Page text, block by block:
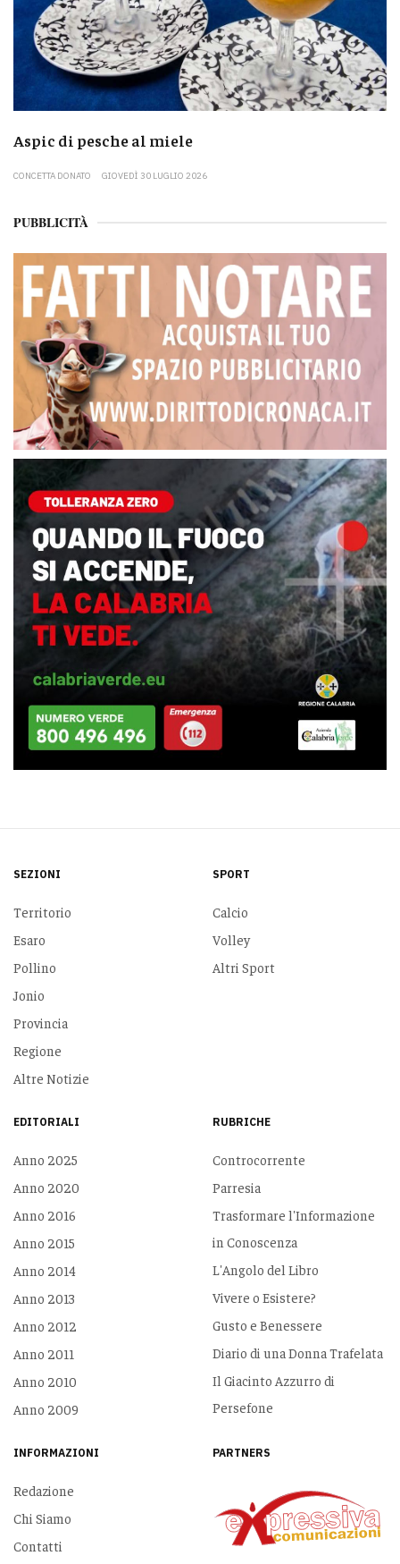
Aspic di pesche al miele
CONCETTA DONATO GIOVEDÌ 30 LUGLIO 2026
PUBBLICITÀ
SEZIONI
Territorio
Esaro
Pollino
Jonio
Provincia
Regione
Altre Notizie
SPORT
Calcio
Volley
Altri Sport
EDITORIALI
Anno 2025
Anno 2020
Anno 2016
Anno 2015
Anno 2014
Anno 2013
Anno 2012
Anno 2011
Anno 2010
Anno 2009
RUBRICHE
Controcorrente
Parresia
Trasformare l'Informazione
in Conoscenza
L'Angolo del Libro
Vivere o Esistere?
Gusto e Benessere
Diario di una Donna Trafelata
Il Giacinto Azzurro di
Persefone
INFORMAZIONI
Redazione
Chi Siamo
Contatti
PARTNERS